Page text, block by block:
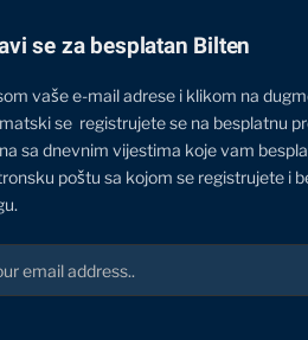
se za besplatan Bilten
vaše e-mail adrese i klikom na
se registrujete se na besplatnu
sa dnevnim vijestima koje vam
poštu sa kojom se registrujete i